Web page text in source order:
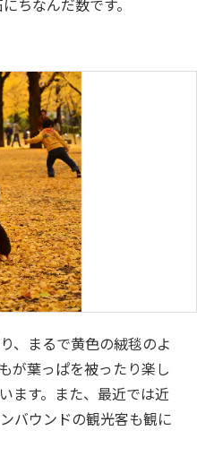
ちなんだ数です。
、まるで黄色の絨毯のよ
が葉っぱを被ったり楽し
ます。また、最近では近
バウンドの観光客も観に